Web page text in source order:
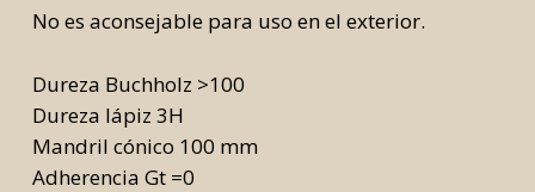
No es aconsejable para uso en el exterior.
Dureza Buchholz >100
Dureza lápiz 3H
Mandril cónico 100 mm
Adherencia Gt =0